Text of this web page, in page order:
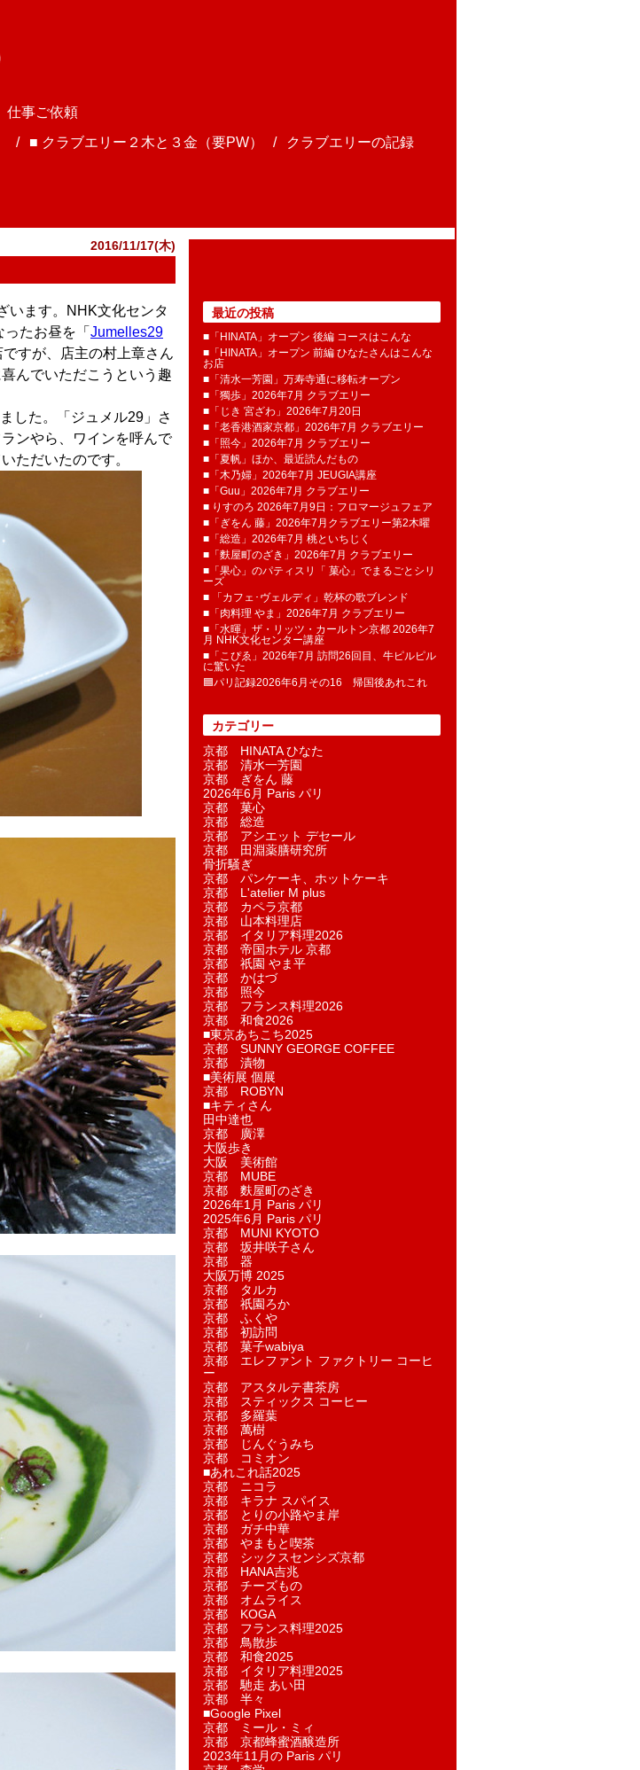
仕事ご依頼
■ クラブエリー２木と３金（要PW）
クラブエリーの記録
2016/11/17(木)
います。NHK文化センタ
たお昼を「 Jumelles29
すが、店主の村上章さん
んでいただこうという趣
した。「ジュメル29」さ
ンやら、ワインを呼んで
ただいたのです。
最近の投稿
■「HINATA」オープン 後編 コースはこんな
■「HINATA」オープン 前編 ひなたさんはこんな
お店
■「清水一芳園」万寿寺通に移転オープン
■「獨歩」2026年7月 クラブエリー
■「じき 宮ざわ」2026年7月20日
■「老香港酒家京都」2026年7月 クラブエリー
■「照今」2026年7月 クラブエリー
■「夏帆」ほか、最近読んだもの
■「木乃婦」2026年7月 JEUGIA講座
■「Guu」2026年7月 クラブエリー
■ りすのろ 2026年7月9日：フロマージュフェア
■「ぎをん 藤」2026年7月クラブエリー第2木曜
■「総造」2026年7月 桃といちじく
■「麩屋町のざき」2026年7月 クラブエリー
■「果心」のパティスリ「 菓​心」でまるごとシリ
ーズ
■ 「カフェ･ヴェルディ」乾杯の歌ブレンド
■「肉料理 やま」2026年7月 クラブエリー
■「水暉」ザ・リッツ・カールトン京都 2026年7
月 NHK文化センター講座
■「こぴゑ」2026年7月 訪問26回目、牛ピルピル
に驚いた
🟦パリ記録2026年6月その16 帰国後あれこれ
カテゴリー
京都 HINATA ひなた
京都 清水一芳園
京都 ぎをん 藤
2026年6月 Paris パリ
京都 菓​心
京都 総造
京都 アシエット デセール
京都 田淵薬膳研究所
骨折騒ぎ
京都 パンケーキ、ホットケーキ
京都 L'atelier M plus
京都 カペラ京都
京都 山本料理店
京都 イタリア料理2026
京都 帝国ホテル 京都
京都 祇園 やま平
京都 かはづ
京都 照今
京都 フランス料理2026
京都 和食2026
■東京あちこち2025
京都 SUNNY GEORGE COFFEE
京都 漬物
■美術展 個展
京都 ROBYN
■キティさん
田中達也
京都 廣澤
大阪歩き
大阪 美術館
京都 MUBE
京都 麩屋町のざき
2026年1月 Paris パリ
2025年6月 Paris パリ
京都 MUNI KYOTO
京都 坂井咲子さん
京都 器
大阪万博 2025
京都 タルカ
京都 祇園ろか
京都 ふくや
京都 初訪問
京都 菓子wabiya
京都 エレファント ファクトリー コーヒ
ー
京都 アスタルテ書茶房
京都 スティックス コーヒー
京都 多羅葉
京都 萬樹
京都 じんぐうみち
京都 コミオン
■あれこれ話2025
京都 ニコラ
京都 キラナ スパイス
京都 とりの小路やま岸
京都 ガチ中華
京都 やまもと喫茶
京都 シックスセンシズ京都
京都 HANA吉兆
京都 チーズもの
京都 オムライス
京都 KOGA
京都 フランス料理2025
京都 鳥散歩
京都 和食2025
京都 イタリア料理2025
京都 馳走 あい田
京都 半々
■Google Pixel
京都 ミール・ミィ
京都 京都蜂蜜酒醸造所
2023年11月の Paris パリ